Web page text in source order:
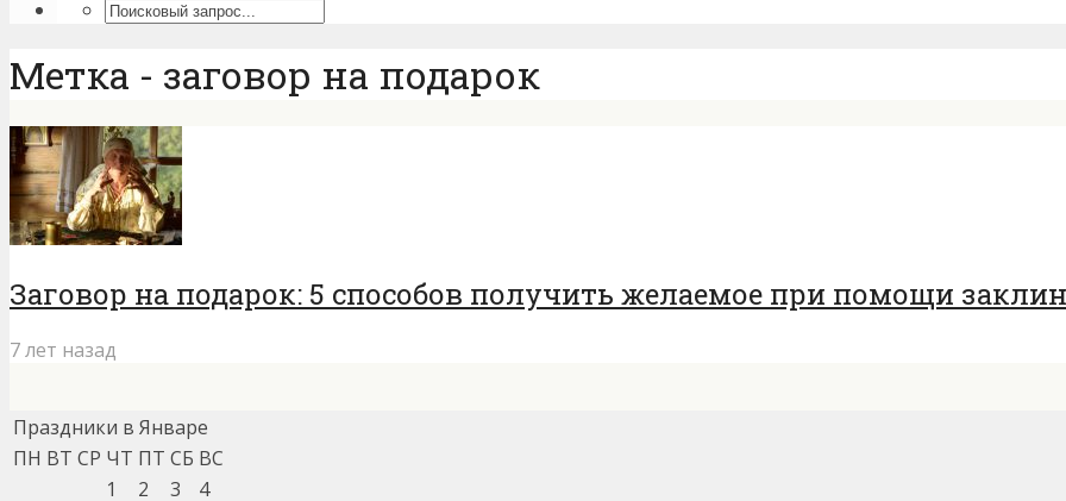
Метка - заговор на подарок
Заговор на подарок: 5 способов получить желаемое при помощи
7 лет назад
Праздники в Январе
ПН ВТ СР ЧТ ПТ СБ ВС
1
2 3
4